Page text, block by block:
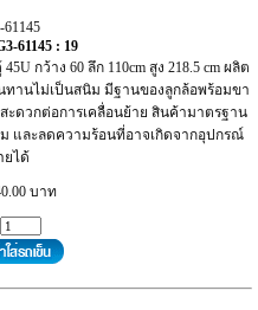
61145 : 19
กว้าง 60 ลึก 110cm สูง 218.5 cm ผลิต
ทนทานไม่เป็นสนิม มีฐานของลูกล้อพร้อมขา
ะดวกต่อการเคลื่อนย้าย สินค้ามาตรฐาน
และลดความร้อนที่อาจเกิดจากอุปกรณ์
ยได้
บาท